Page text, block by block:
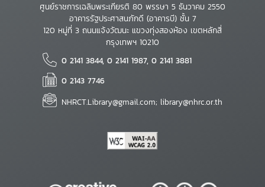
ศูนย์ราชการเฉลิมพระเกียรติ 80 พรรษา 5 ธันวาคม 2550
อาคารรัฐประศาสนภักดี (อาคารบี) ชั้น 7
120 หมู่ที่ 3 ถนนแจ้งวัฒนะ แขวงทุ่งสองห้อง เขตหลักสี่
กรุงเทพฯ 10210
0 2141 3844, 0 2141 1987, 0 2141 3881
0 2143 7746
NHRCT.Library@gmail.com; library@nhrc.or.th